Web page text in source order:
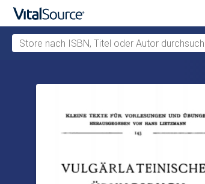
Store nach ISBN, Titel oder Autor durchsuchen